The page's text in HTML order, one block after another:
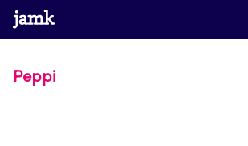
Siirry
suoraan
www.jamk.fi
Peppi